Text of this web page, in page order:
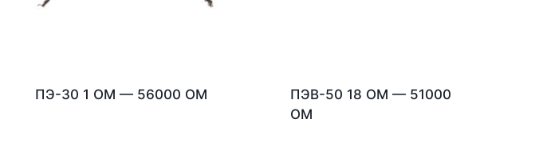
ПЭ-30 1 ОМ — 56000 ОМ
ПЭВ-50 18 ОМ — 51000
ОМ